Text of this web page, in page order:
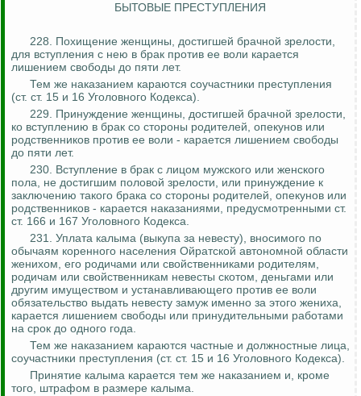
БЫТОВЫЕ ПРЕСТУПЛЕНИЯ
228. Похищение женщины, достигшей брачной зрелости,
для вступления с нею в брак против ее воли карается
лишением свободы до пяти лет.
Тем же наказанием караются соучастники преступления
(ст. ст. 15 и 16 Уголовного Кодекса).
229. Принуждение женщины, достигшей брачной зрелости,
ко вступлению в брак со стороны родителей, опекунов или
родственников против ее воли - карается лишением свободы
до пяти лет.
230. Вступление в брак с лицом мужского или женского
пола, не достигшим половой зрелости, или принуждение к
заключению такого брака со стороны родителей, опекунов или
родственников - карается наказаниями, предусмотренными ст.
ст. 166 и 167 Уголовного Кодекса.
231. Уплата калыма (выкупа за невесту), вносимого по
обычаям коренного населения Ойратской автономной области
женихом, его родичами или свойственниками родителям,
родичам или свойственникам невесты скотом, деньгами или
другим имуществом и устанавливающего против ее воли
обязательство выдать невесту замуж именно за этого жениха,
карается лишением свободы или принудительными работами
на срок до одного года.
Тем же наказанием караются частные и должностные лица,
соучастники преступления (ст. ст. 15 и 16 Уголовного Кодекса).
Принятие калыма карается тем же наказанием и, кроме
того, штрафом в размере калыма.